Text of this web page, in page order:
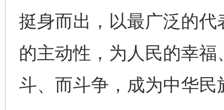
挺身而出，以最广泛的
的主动性，为人民的幸
斗、而斗争，成为中华民